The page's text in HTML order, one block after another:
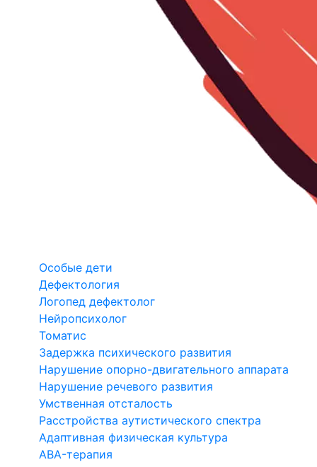
Особые дети
Дефектология
Логопед дефектолог
Нейропсихолог
Томатис
Задержка психического развития
Нарушение опорно-двигательного аппарата
Нарушение речевого развития
Умственная отсталость
Расстройства аутистического спектра
Адаптивная физическая культура
ABA-терапия